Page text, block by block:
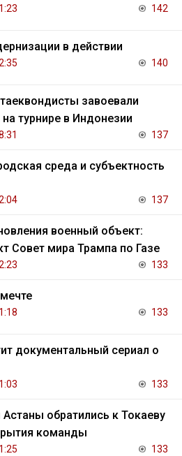
142
в действии
140
завоевали
турнире в Индонезии
137
среда и субъектность
137
военный объект:
Совет мира Трампа по Газе
133
133
документальный сериал о
133
обратились к Токаеву
команды
133